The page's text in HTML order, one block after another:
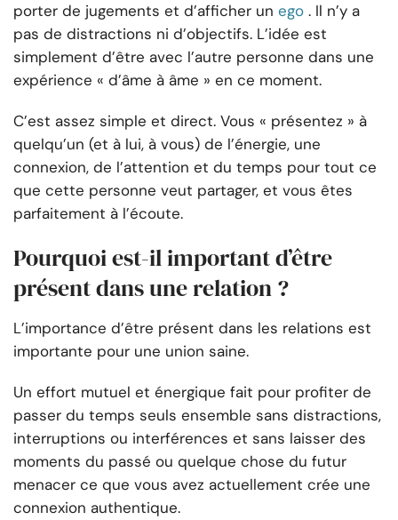
porter de jugements et d’afficher un ego . Il n’y a
pas de distractions ni d’objectifs. L’idée est
simplement d’être avec l’autre personne dans une
expérience « d’âme à âme » en ce moment.
C’est assez simple et direct. Vous « présentez » à
quelqu’un (et à lui, à vous) de l’énergie, une
connexion, de l’attention et du temps pour tout ce
que cette personne veut partager, et vous êtes
parfaitement à l’écoute.
Pourquoi est-il important d’être
présent dans une relation ?
L’importance d’être présent dans les relations est
importante pour une union saine.
Un effort mutuel et énergique fait pour profiter de
passer du temps seuls ensemble sans distractions,
interruptions ou interférences et sans laisser des
moments du passé ou quelque chose du futur
menacer ce que vous avez actuellement crée une
connexion authentique.